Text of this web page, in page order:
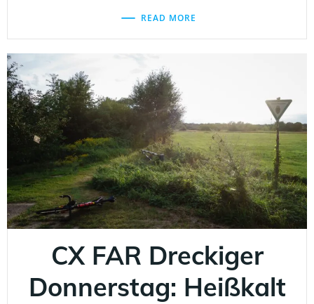
READ MORE
CX FAR Dreckiger
Donnerstag: Heißkalt